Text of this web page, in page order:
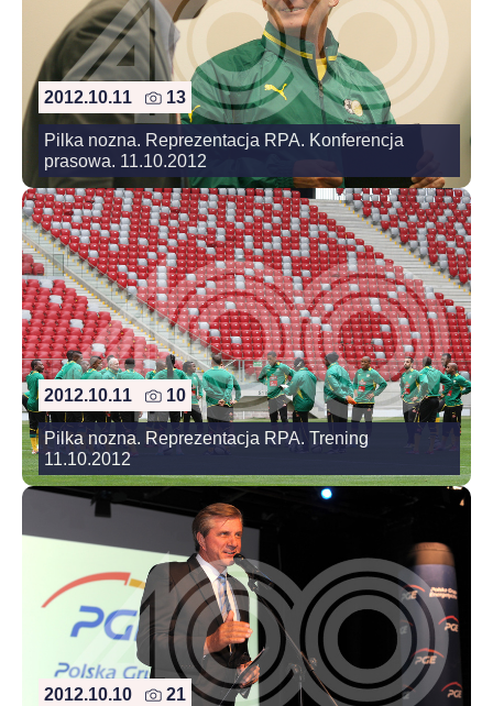
2012.10.11 13
Pilka nozna. Reprezentacja RPA. Konferencja
prasowa. 11.10.2012
2012.10.11 10
Pilka nozna. Reprezentacja RPA. Trening
11.10.2012
2012.10.10 21